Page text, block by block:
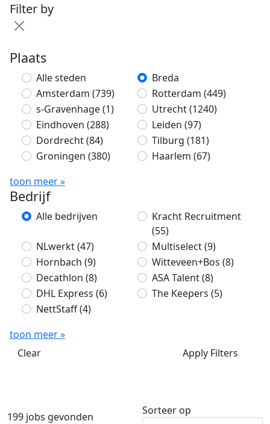
Filter by
Plaats
Alle steden
Breda
Amsterdam (739) Rotterdam (449)
s-Gravenhage(1) Utrecht(1240)
Eindhoven (288) Leiden (97)
Dordrecht(84) Tilburg (181)
Groningen (380) Haarlem (67)
toon meer »
Bedrijf
Alle bedrijven
Kracht Recruitment
(55)
NLwerkt(47) Multiselect(9)
Hornbach (9) Witteveen+Bos (8)
Decathlon (8) ASA Talent(8)
DHL Express (6) The Keepers (5)
NettStaff(4)
toon meer »
Clear
Apply Filters
199 jobs gevonden Sorteer op